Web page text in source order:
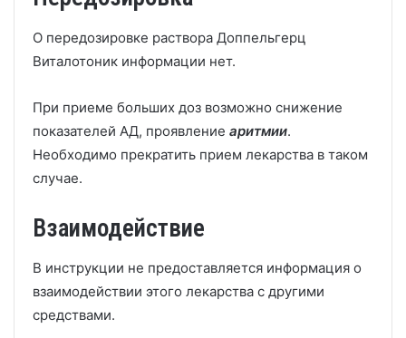
О передозировке раствора Доппельгерц
Виталотоник информации нет.
При приеме больших доз возможно снижение
показателей АД, проявление аритмии.
Необходимо прекратить прием лекарства в таком
случае.
Взаимодействие
В инструкции не предоставляется информация о
взаимодействии этого лекарства с другими
средствами.